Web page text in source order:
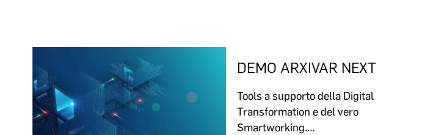
DEMO ARXIVAR NEXT
Tools a supporto della Digital
Transformation e del vero
Smartworking.…